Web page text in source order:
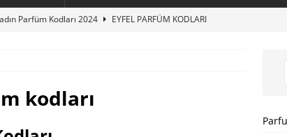
Parfüm Kodları 2024
EYFEL PARFÜM KODLARI
Parfüm Kodları 2024 Güncel Tam Liste
kodları